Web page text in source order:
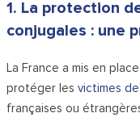
1. La protection
conjugales : une
La France a mis en
protéger lesvictimes
françaises ou